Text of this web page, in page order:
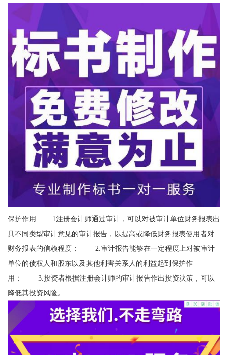
保护作用 1注册会计师通过审计，可以对被审计单位财务报表出
具不同类型审计意见的审计报告，以提高或降低财务报表使用者对
财务报表的信赖程度； 2.审计报告能够在一定程度上对被审计
单位的债权人和股东以及其他利害关系人的利益起到保护作
用； 3.投资者根据注册会计师的审计报告作出投资决策，可以
降低其投资风险。